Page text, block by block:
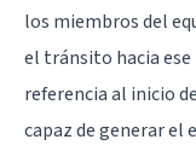
los miembros del
el tránsito hacia
referencia al inicio
capaz de generar el